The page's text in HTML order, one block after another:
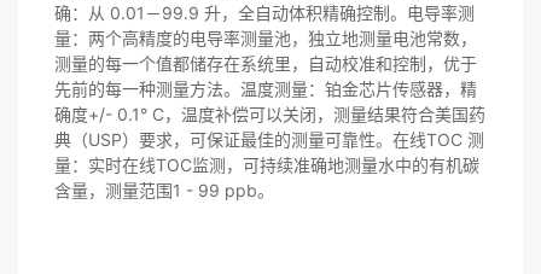
确：从 0.01－99.9 升，全自动体积精确控制。电导率测
量：两个高精度的电导率测量池，独立地测量电池常数，
测量的每一个值都储存在系统里，自动校准和控制，优于
先前的每一种测量方法。温度测量：铂金芯片传感器，精
确度+/- 0.1° C，温度补偿可以关闭，测量结果符合美国药
典（USP）要求，可保证最佳的测量可靠性。在线TOC 测
量：实时在线TOC监测，可持续准确地测量水中的有机碳
含量，测量范围1 - 99 ppb。